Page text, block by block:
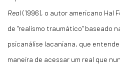
Real(1996), o autor americano Hal
de "realismo traumático" baseado
psicanálise lacaniana, que
maneira de acessar um real que